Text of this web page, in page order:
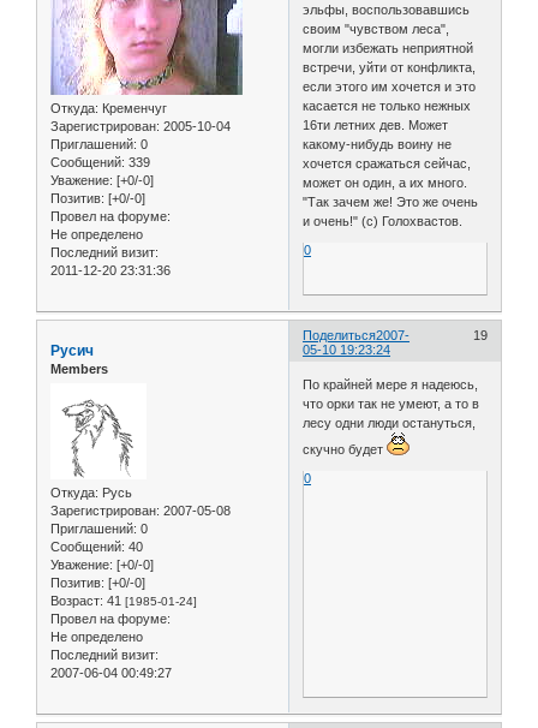
Откуда: Кременчуг
Зарегистрирован: 2005-10-04
Приглашений: 0
Сообщений: 339
Уважение: [+0/-0]
Позитив: [+0/-0]
Провел на форуме:
Не определено
Последний визит:
2011-12-20 23:31:36
эльфы, воспользовавшись
своим "чувством леса",
могли избежать неприятной
встречи, уйти от конфликта,
если этого им хочется и это
касается не только нежных
16ти летних дев. Может
какому-нибудь воину не
хочется сражаться сейчас,
может он один, а их много.
"Так зачем же! Это же очень
и очень!" (с) Голохвастов.
0
Поделиться 19
2007-
05-10 19:23:24
Русич
Members
Откуда: Русь
Зарегистрирован: 2007-05-08
Приглашений: 0
Сообщений: 40
Уважение: [+0/-0]
Позитив: [+0/-0]
Возраст: 41 [1985-01-24]
Провел на форуме:
Не определено
Последний визит:
2007-06-04 00:49:27
По крайней мере я надеюсь,
что орки так не умеют, а то в
лесу одни люди остануться,
скучно будет
0